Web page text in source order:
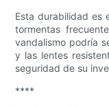
Esta durabilidad es
tormentas
vandalismo podría
y las lentes
seguridad de su
****